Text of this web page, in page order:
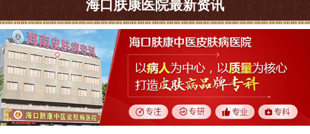
海口肤康医院最新资讯